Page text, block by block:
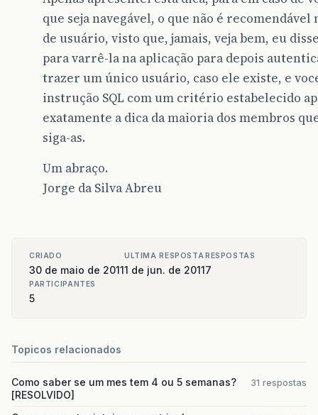
que seja navegável, o que não é
de usuário, visto que, jamais, veja bem, eu
para varrê-la na aplicação para depois
trazer um único usuário, caso ele existe, e
instrução SQL com um critério estabelecido
exatamente a dica da maioria dos membros
siga-as.
Um abraço.
Jorge da Silva Abreu
CRIADO
30 de maio de 2011
ULTIMA RESPOSTA
1 de jun. de 2011
RESPOSTAS
7
PARTICIPANTES
5
Topicos relacionados
Como saber se um mes tem 4 ou 5 semanas?
[RESOLVIDO]
31 respostas